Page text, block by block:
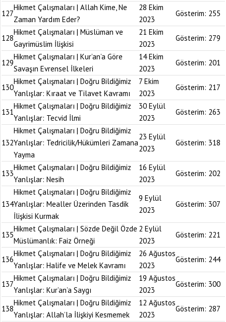
127
Hikmet Çalışmaları | Allah Kime, Ne
Zaman Yardım Eder?
28 Ekim
2023
Gösterim: 255
128
Hikmet Çalışmaları | Müslüman ve
Gayrimüslim İlişkisi
21 Ekim
2023
Gösterim: 279
129
Hikmet Çalışmaları | Kur’an’a Göre
Savaşın Evrensel İlkeleri
14 Ekim
2023
Gösterim: 201
130
Hikmet Çalışmaları | Doğru Bildiğimiz
Yanlışlar: Kıraat ve Tilavet Kavramı
7 Ekim
2023
Gösterim: 217
131
Hikmet Çalışmaları | Doğru Bildiğimiz
Yanlışlar: Tecvid İlmi
30 Eylül
2023
Gösterim: 263
132
Hikmet Çalışmaları | Doğru Bildiğimiz
Yanlışlar: Tedricilik/Hükümleri Zamana
Yayma
23 Eylül
2023
Gösterim: 318
133
Hikmet Çalışmaları | Doğru Bildiğimiz
Yanlışlar: Nesih
16 Eylül
2023
Gösterim: 202
134
Hikmet Çalışmaları | Doğru Bildiğimiz
Yanlışlar: Mealler Üzerinden Tasdik
İlişkisi Kurmak
9 Eylül
2023
Gösterim: 307
135
Hikmet Çalışmaları | Sözde Değil Özde
Müslümanlık: Faiz Örneği
2 Eylül
2023
Gösterim: 221
136
Hikmet Çalışmaları | Doğru Bildiğimiz
Yanlışlar: Halife ve Melek Kavramı
26 Ağustos
2023
Gösterim: 244
137
Hikmet Çalışmaları | Doğru Bildiğimiz
Yanlışlar: Kur’an’a Saygı
19 Ağustos
2023
Gösterim: 300
138
Hikmet Çalışmaları | Doğru Bildiğimiz
Yanlışlar: Allah’la İlişkiyi Kesmemek
12 Ağustos
2023
Gösterim: 287